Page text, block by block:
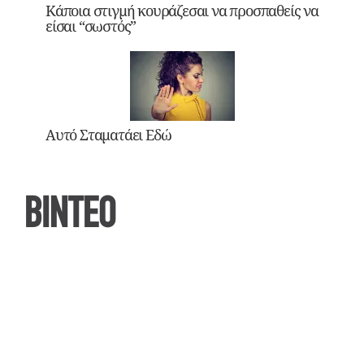
Κάποια στιγμή κουράζεσαι να προσπαθείς να
είσαι “σωστός”
Αυτό Σταματάει Εδώ
ΒΙΝΤΕΟ